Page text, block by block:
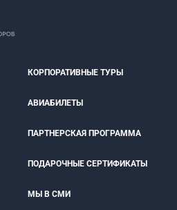
КОРПОРАТИВНЫЕ ТУРЫ
АВИАБИЛЕТЫ
ПАРТНЕРСКАЯ ПРОГРАММА
ПОДАРОЧНЫЕ СЕРТИФИКАТЫ
МЫ В СМИ